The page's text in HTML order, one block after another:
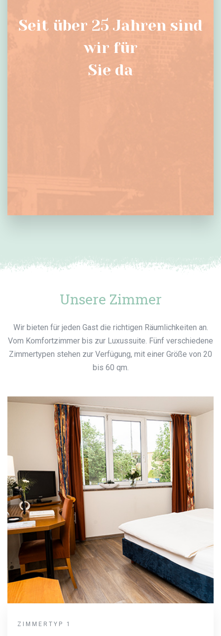
Seit über 25 Jahren sind
wir für
Sie da
Unsere Zimmer
Wir bieten für jeden Gast die richtigen Räumlichkeiten an.
Vom Komfortzimmer bis zur Luxussuite. Fünf verschiedene
Zimmertypen stehen zur Verfügung, mit einer Größe von 20
bis 60 qm.
ZIMMERTYP 1